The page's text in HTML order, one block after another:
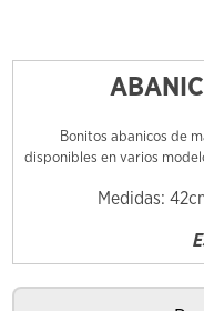
Bonitos abanicos de
disponibles en varios
Medidas: